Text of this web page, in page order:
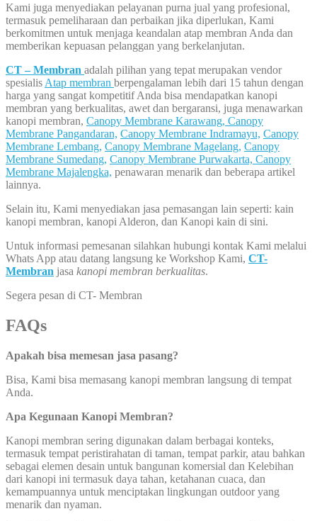
Kami juga menyediakan pelayanan purna jual yang profesional,
termasuk pemeliharaan dan perbaikan jika diperlukan, Kami
berkomitmen untuk menjaga keandalan atap membran Anda dan
memberikan kepuasan pelanggan yang berkelanjutan.
CT – Membran adalah pilihan yang tepat merupakan vendor
spesialis Atap membran berpengalaman lebih dari 15 tahun dengan
harga yang sangat kompetitif Anda bisa mendapatkan kanopi
membran yang berkualitas, awet dan bergaransi, juga menawarkan
kanopi membran, Canopy Membrane Karawang, Canopy
Membrane Pangandaran, Canopy Membrane Indramayu, Canopy
Membrane Lembang, Canopy Membrane Magelang, Canopy
Membrane Sumedang, Canopy Membrane Purwakarta, Canopy
Membrane Majalengka, penawaran menarik dan beberapa artikel
lainnya.
Selain itu, Kami menyediakan jasa pemasangan lain seperti: kain
kanopi membran, kanopi Alderon, dan Kanopi kain di sini.
Untuk informasi pemesanan silahkan hubungi kontak Kami melalui
Whats App atau datang langsung ke Workshop Kami, CT-
Membran jasa kanopi membran berkualitas.
Segera pesan di CT- Membran
FAQs
Apakah bisa memesan jasa pasang?
Bisa, Kami bisa memasang kanopi membran langsung di tempat
Anda.
Apa Kegunaan Kanopi Membran?
Kanopi membran sering digunakan dalam berbagai konteks,
termasuk tempat peristirahatan di taman, tempat parkir, atau bahkan
sebagai elemen desain untuk bangunan komersial dan Kelebihan
dari kanopi ini termasuk daya tahan, ketahanan cuaca, dan
kemampuannya untuk menciptakan lingkungan outdoor yang
menarik dan nyaman.